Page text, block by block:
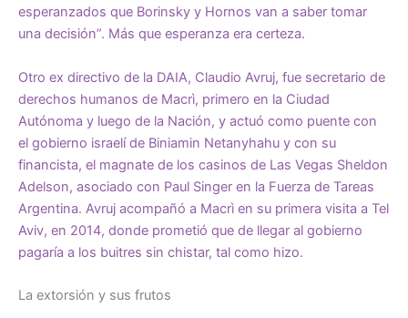
esperanzados que Borinsky y Hornos van a saber tomar
una decisión”. Más que esperanza era certeza.
Otro ex directivo de la DAIA, Claudio Avruj, fue secretario de
derechos humanos de Macrì, primero en la Ciudad
Autónoma y luego de la Nación, y actuó como puente con
el gobierno israelí de Biniamin Netanyhahu y con su
financista, el magnate de los casinos de Las Vegas Sheldon
Adelson, asociado con Paul Singer en la Fuerza de Tareas
Argentina. Avruj acompañó a Macrì en su primera visita a Tel
Aviv, en 2014, donde prometió que de llegar al gobierno
pagaría a los buitres sin chistar, tal como hizo.
La extorsión y sus frutos